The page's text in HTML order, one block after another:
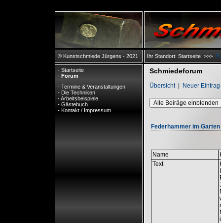
© Kunstschmiede Jürgens - 2021 Ihr Standort:Startseite>>>
-Startseite
-Forum
-Termine & Veranstaltungen
-Die Techniken
-Arbeitsbeispiele
-Gästebuch
-Kontakt / Impressum
Schmiedeforum
Übersicht| Neuer Eintrag
Alle Beiräge einblenden
Federhammer im
Name
Text